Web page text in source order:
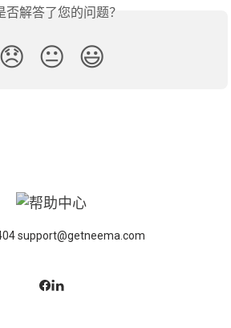
否解答了您的问题？
😞 😐 😃
support@getneema.com